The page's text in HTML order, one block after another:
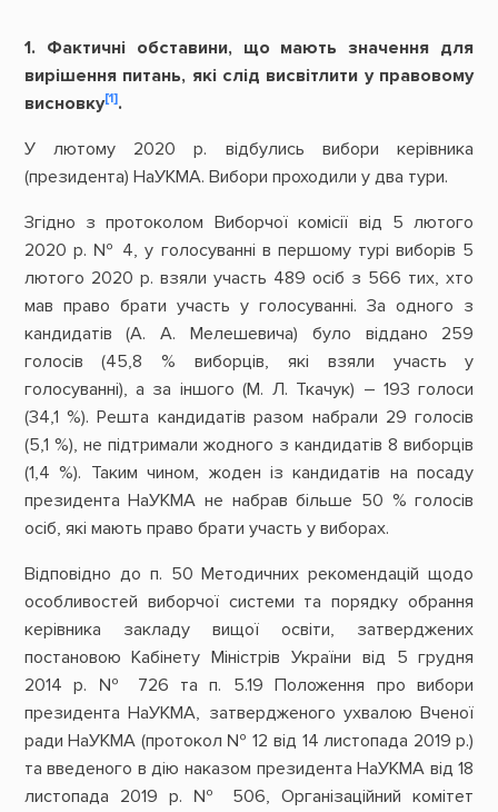
1. Фактичні обставини, що мають значення для
вирішення питань, які слід висвітлити у правовому
висновку[1].
У лютому 2020 р. відбулись вибори керівника
(президента) НаУКМА. Вибори проходили у два тури.
Згідно з протоколом Виборчої комісії від 5 лютого
2020 р. № 4, у голосуванні в першому турі виборів 5
лютого 2020 р. взяли участь 489 осіб з 566 тих, хто
мав право брати участь у голосуванні. За одного з
кандидатів (А. А. Мелешевича) було віддано 259
голосів (45,8 % виборців, які взяли участь у
голосуванні), а за іншого (М. Л. Ткачук) – 193 голоси
(34,1 %). Решта кандидатів разом набрали 29 голосів
(5,1 %), не підтримали жодного з кандидатів 8 виборців
(1,4 %). Таким чином, жоден із кандидатів на посаду
президента НаУКМА не набрав більше 50 % голосів
осіб, які мають право брати участь у виборах.
Відповідно до п. 50 Методичних рекомендацій щодо
особливостей виборчої системи та порядку обрання
керівника закладу вищої освіти, затверджених
постановою Кабінету Міністрів України від 5 грудня
2014 р. № 726 та п. 5.19 Положення про вибори
президента НаУКМА, затвердженого ухвалою Вченої
ради НаУКМА (протокол № 12 від 14 листопада 2019 р.)
та введеного в дію наказом президента НаУКМА від 18
листопада 2019 р. № 506, Організаційний комітет